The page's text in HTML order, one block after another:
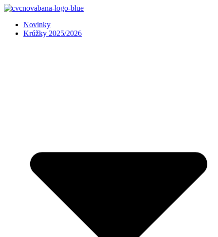
Preskočiť
obsah
Novinky
Krúžky 2025/2026